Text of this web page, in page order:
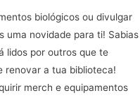
biológicos ou divulgar
uma novidade para ti! Sabias
lidos por outros que te
renovar a tua biblioteca!
merch e equipamentos